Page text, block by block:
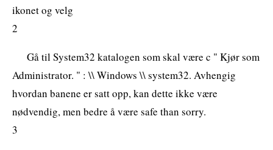
ikonet og velg
2
Gå til System32 katalogen som skal være c " Kjør som
Administrator. " : \\ Windows \\ system32. Avhengig
hvordan banene er satt opp, kan dette ikke være
nødvendig, men bedre å være safe than sorry.
3